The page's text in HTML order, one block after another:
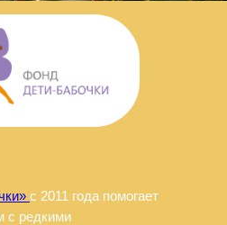
с 2011 года помогает
с редкими